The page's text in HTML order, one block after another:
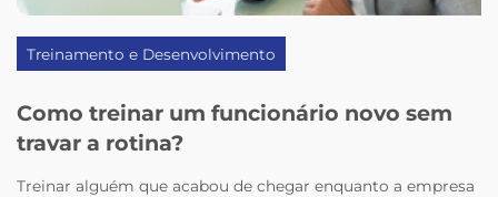
Treinamento e Desenvolvimento
Como treinar um funcionário novo sem
travar a rotina?
Treinar alguém que acabou de chegar enquanto a empresa